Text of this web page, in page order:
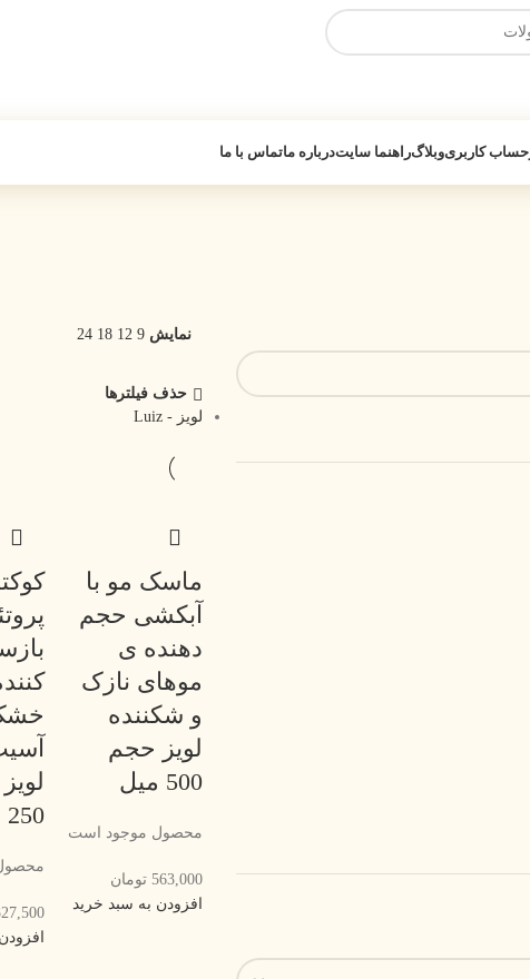
حساب کاربریوبلاگراهنما سایتدرباره ماتماس با ما
نمایش 9
12
18
24
حذف فیلترها
لویز - Luiz
ماسک مو با
آبکشی حجم
دهنده ی
موهای نازک
و شکننده
لویز حجم
500 میل
محصول موجود است
563,000 تومان
افزودن به سبد خرید
250 میل